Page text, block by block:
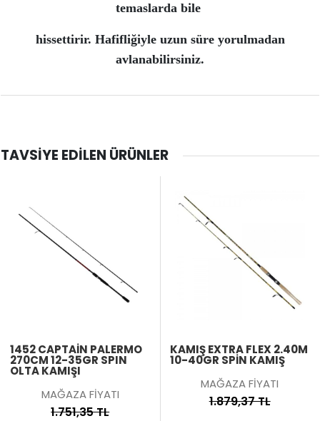
temaslarda bile
hissettirir. Hafifliğiyle uzun süre yorulmadan
avlanabilirsiniz.
TAVSIYE EDILEN ÜRÜNLER
1452 CAPTAİN PALERMO
270CM 12-35GR SPIN
OLTA KAMIŞI
MAĞAZA FİYATI
1.751,35 TL
KAMIŞ EXTRA FLEX 2.40M
10-40GR SPIN KAMIŞ
MAĞAZA FİYATI
1.879,37 TL